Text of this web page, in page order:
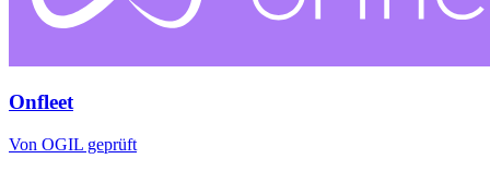
Onfleet
Von OGIL geprüft